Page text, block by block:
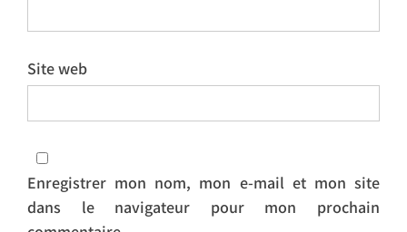
Site web
Enregistrer mon nom, mon e-mail et mon site
dans le navigateur pour mon prochain